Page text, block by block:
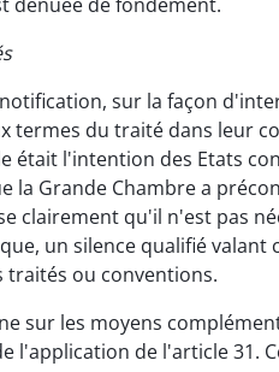
sur la façon
termes du traité dans leur
était l'intention des Etats
la Grande Chambre a
clairement qu'il n'est pas
un silence qualifié valant
ou conventions.
sur les moyens
l'application de l'article 31.